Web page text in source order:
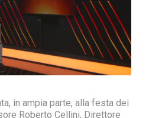
in ampia parte, alla festa dei
Roberto Cellini, Direttore